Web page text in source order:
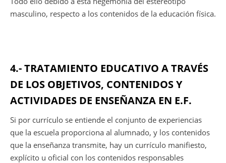
masculino, respecto a los contenidos de la educación física.
4.- TRATAMIENTO EDUCATIVO A TRAVÉS
DE LOS OBJETIVOS, CONTENIDOS Y
ACTIVIDADES DE ENSEÑANZA EN E.F.
Si por currículo se entiende el conjunto de experiencias
que la escuela proporciona al alumnado, y los contenidos
que la enseñanza transmite, hay un currículo manifiesto,
explícito u oficial con los contenidos responsables